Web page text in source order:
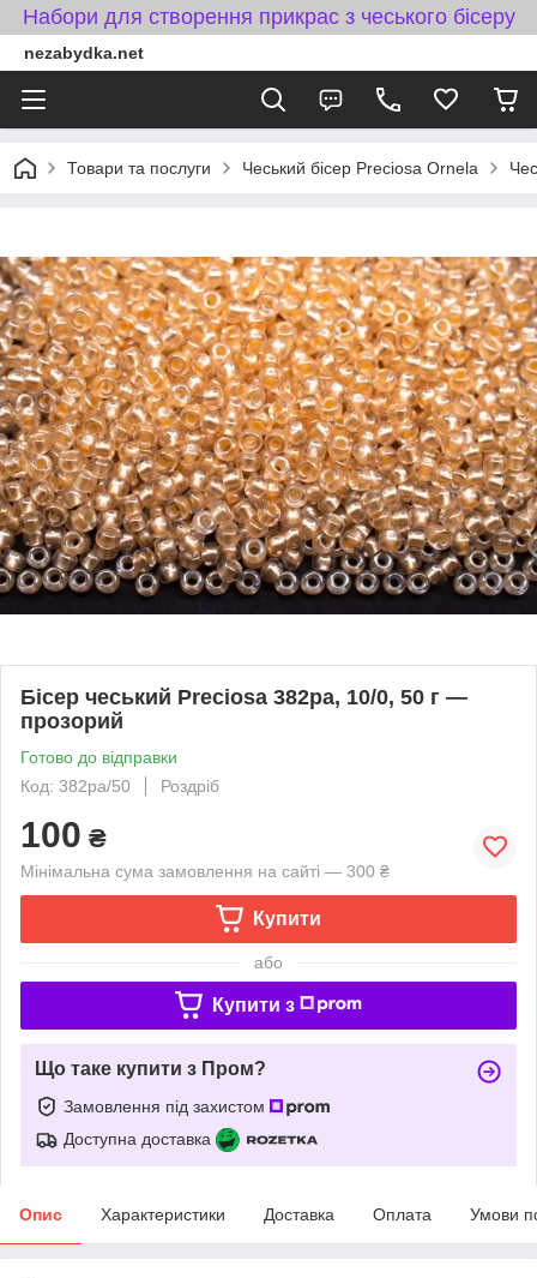
Набори для створення прикрас з чеського бісеру
nezabydka.net
Товари та послуги Чеський бісер Preciosa Ornela
Бісер чеський Preciosa 382pa, 10/0, 50 г —
прозорий
Готово до відправки
Код: 382pa/50
Роздріб
100 ₴
Мінімальна сума замовлення на сайті — 300 ₴
Купити
або
Купити з
Що таке купити з Пром?
Замовлення під захистом
Доступна доставка
Опис Характеристики Доставка Оплата Умови